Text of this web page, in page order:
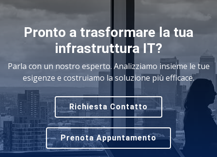
Pronto a trasformare la tua
infrastruttura IT?
Parla con un nostro esperto. Analizziamo insieme le tue
esigenze e costruiamo la soluzione più efficace.
Richiesta Contatto
Prenota Appuntamento